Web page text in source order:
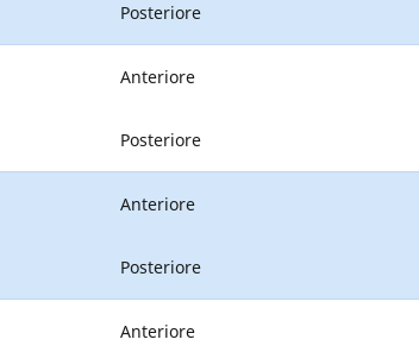
Posteriore
Anteriore
Posteriore
Anteriore
Posteriore
Anteriore